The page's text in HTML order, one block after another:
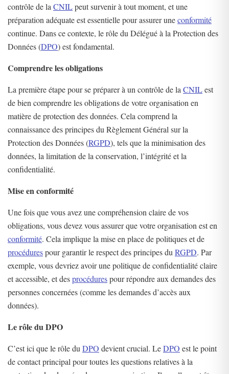
contrôle de la CNILpeut survenir à tout moment, et une
préparation adéquate est essentielle pour assurer uneconformité
continue. Dans ce contexte, le rôle du Délégué à la Protection des
Données (DPO) est fondamental.
Comprendre les obligations
La première étape pour se préparer à un contrôle de la CNILest
de bien comprendre les obligations de votre organisation en
matière de protection des données. Cela comprend la
connaissance des principes du Règlement Général sur la
Protection des Données (RGPD), tels que la minimisation des
données, la limitation de la conservation, l’intégrité et la
confidentialité.
Mise en conformité
Une fois que vous avez une compréhension claire de vos
obligations, vous devez vous assurer que votre organisation est en
conformité. Cela implique la mise en place de politiques et de
procédurespour garantir le respect des principes du RGPD. Par
exemple, vous devriez avoir une politique de confidentialité claire
et accessible, et desprocédurespour répondre aux demandes des
personnes concernées (comme les demandes d’accès aux
données).
Le rôle du DPO
C’est ici que le rôle du DPO devient crucial. LeDPO est le point
de contact principal pour toutes les questions relatives à la